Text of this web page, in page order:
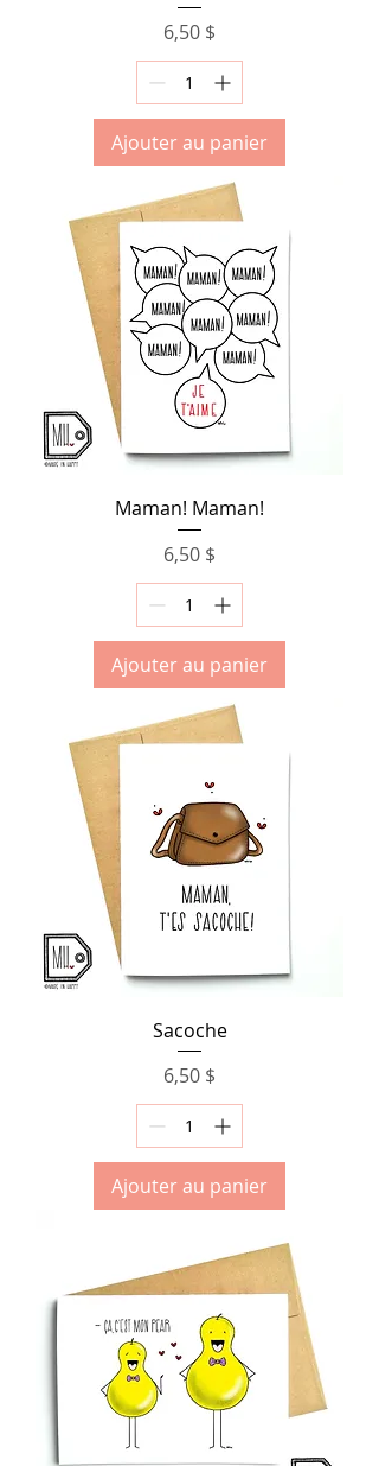
Prix
6,50 $
Ajouter au panier
Maman! Maman!
Prix
6,50 $
Ajouter au panier
Sacoche
Prix
6,50 $
Ajouter au panier